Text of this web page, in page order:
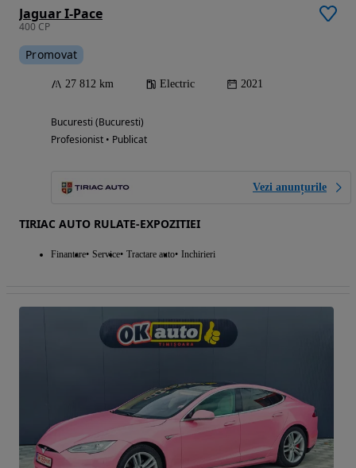
Jaguar I-Pace
400 CP
Promovat
27 812 km Electric 2021
Bucuresti (Bucuresti)
Profesionist • Publicat
Vezi anunțurile
TIRIAC AUTO RULATE-EXPOZITIEI
Finantare Service Tractare auto Inchirieri